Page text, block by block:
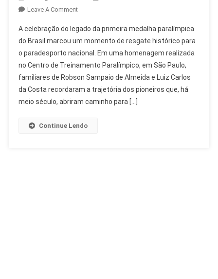
Leave A CommentOn
Da
Primeira
Medalha
Paralímpica
Do
Brasil
Celebrado
A celebração do legado da primeira medalha paralímpica
do Brasil marcou um momento de resgate histórico para
o paradesporto nacional. Em uma homenagem realizada
no Centro de Treinamento Paralímpico, em São Paulo,
familiares de Robson Sampaio de Almeida e Luiz Carlos
da Costa recordaram a trajetória dos pioneiros que, há
meio século, abriram caminho para […]
Continue Lendo